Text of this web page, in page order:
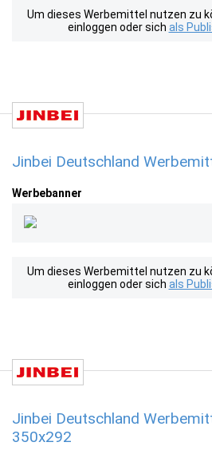
Um dieses Werbemittel nutzen zu
einloggen oder sich als
Jinbei Deutschland
Werbebanner
Um dieses Werbemittel nutzen zu
einloggen oder sich als
Jinbei Deutschland
350x292